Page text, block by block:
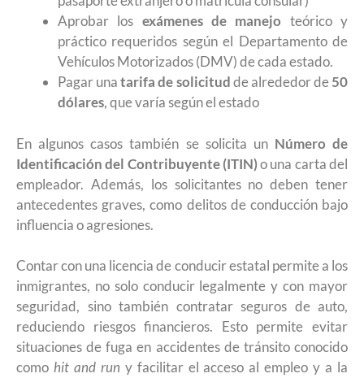
Aprobar los exámenes de manejo teórico y
práctico requeridos según el Departamento de
Vehículos Motorizados (DMV) de cada estado.
Pagar unatarifa de solicitudde alrededor de50
dólares, que varía según el estado
En algunos casos también se solicita un Número de
Identificación del Contribuyente (ITIN)o una carta del
empleador. Además, los solicitantes no deben tener
antecedentes graves, como delitos de conducción bajo
influencia o agresiones.
Contar con una licencia de conducir estatal permite a los
inmigrantes, no solo conducir legalmente y con mayor
seguridad, sino también contratar seguros de auto,
reduciendo riesgos financieros. Esto permite evitar
situaciones de fuga en accidentes de tránsito conocido
como hit and run y facilitar el acceso al empleo y a la